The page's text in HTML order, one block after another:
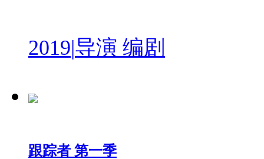
2019|导演 编剧
跟踪者 第一季